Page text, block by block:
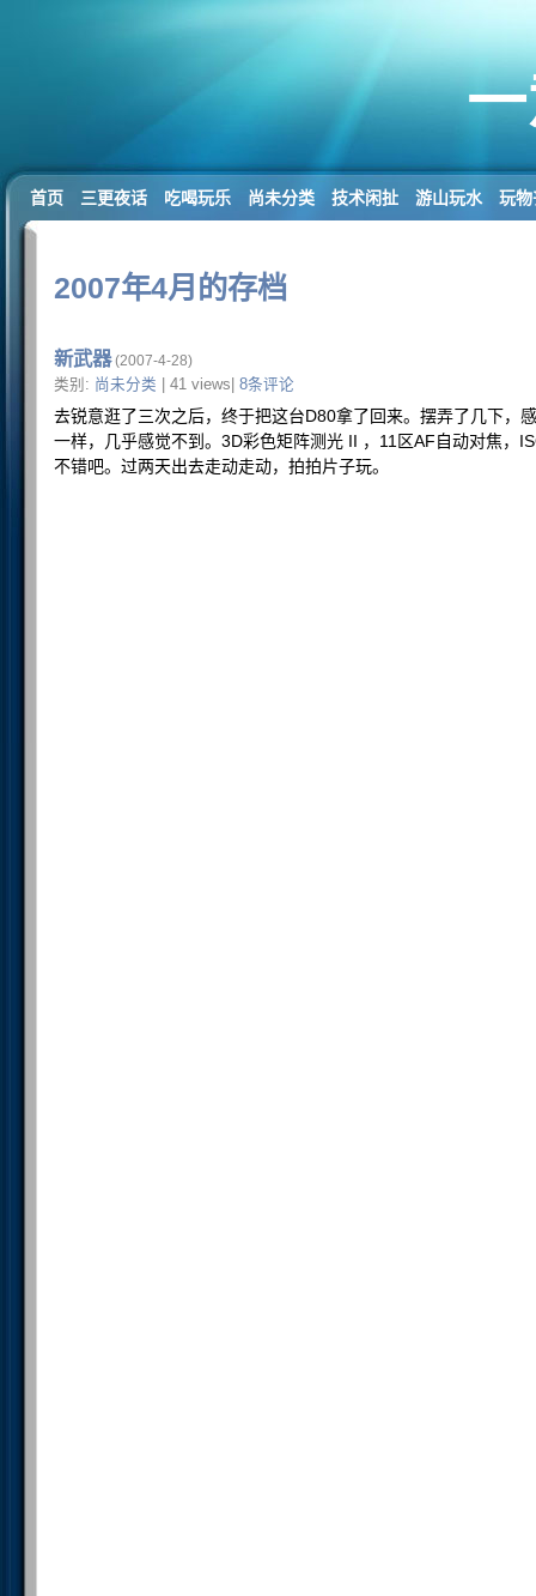
首页 三更夜话 吃喝玩乐 尚未分类 技术闲扯 游山玩水 玩物
2007年4月的存档
新武器(2007-4-28)
类别: 尚未分类 | 41 views| 8条评论
去锐意逛了三次之后，终于把这台D80拿了回来。摆弄了几下，
一样，几乎感觉不到。3D彩色矩阵测光 II ，11区AF自动对焦，
不错吧。过两天出去走动走动，拍拍片子玩。